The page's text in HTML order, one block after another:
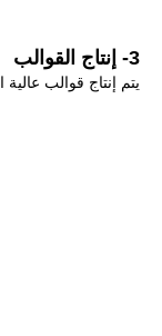
3- إنتاج القوالب
يتم إنتاج قوالب